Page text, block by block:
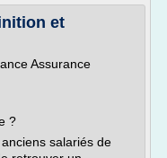
et
Assurance
?
salariés de